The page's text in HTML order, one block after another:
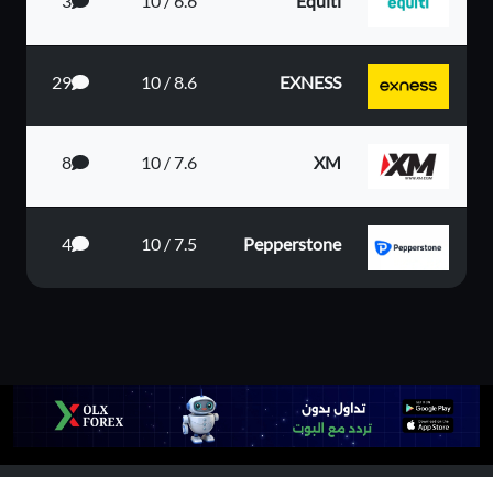
EXNESS
8.6 / 10
29
XM
7.6 / 10
8
Pepperstone
7.5 / 10
4